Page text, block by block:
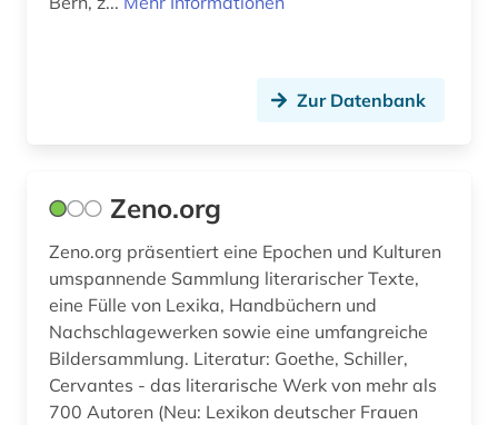
Zur Datenbank
Zeno.org
Zeno.org präsentiert eine Epochen und Kulturen
umspannende Sammlung literarischer Texte,
eine Fülle von Lexika, Handbüchern und
Nachschlagewerken sowie eine umfangreiche
Bildersammlung. Literatur: Goethe, Schiller,
Cervantes - das literarische Werk von mehr als
700 Autoren (Neu: Lexikon deutscher Frauen